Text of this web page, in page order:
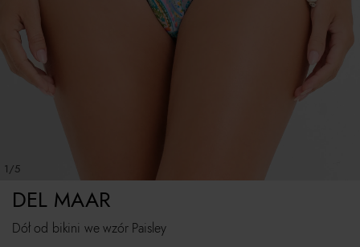
1/5
Dół od bikini we wzór Paisley
DEL MAAR